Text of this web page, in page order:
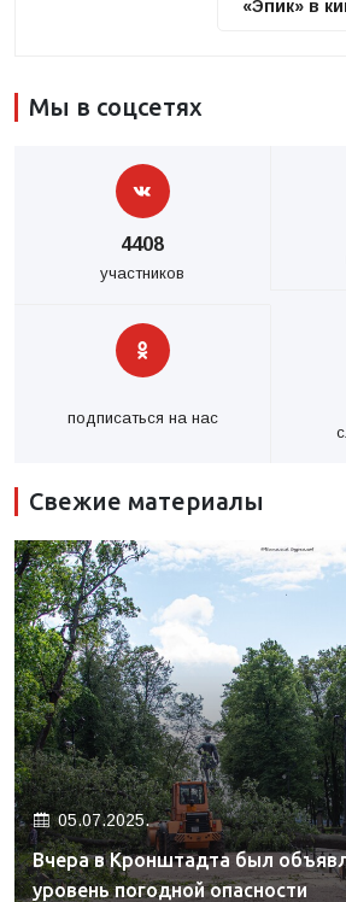
«Эпик» в
Мы в соцсетях
4408
участников
подписаться на нас
Свежие материалы
05.07.2025.
Вчера в Кронштадта был
уровень погодной опасности